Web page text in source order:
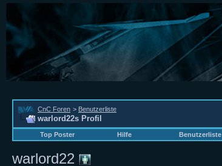
CnC Foren > Benutzerliste
warlord22s Profil
Top Poster
Hilfe Benutzerliste
warlord22